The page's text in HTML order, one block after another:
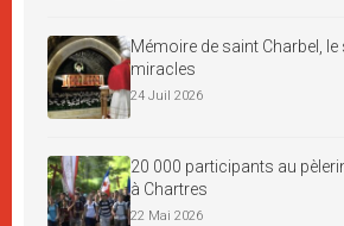
Mémoire de saint Charbel,
miracles
24 Juil 2026
20 000 participants au
à Chartres
22 Mai 2026